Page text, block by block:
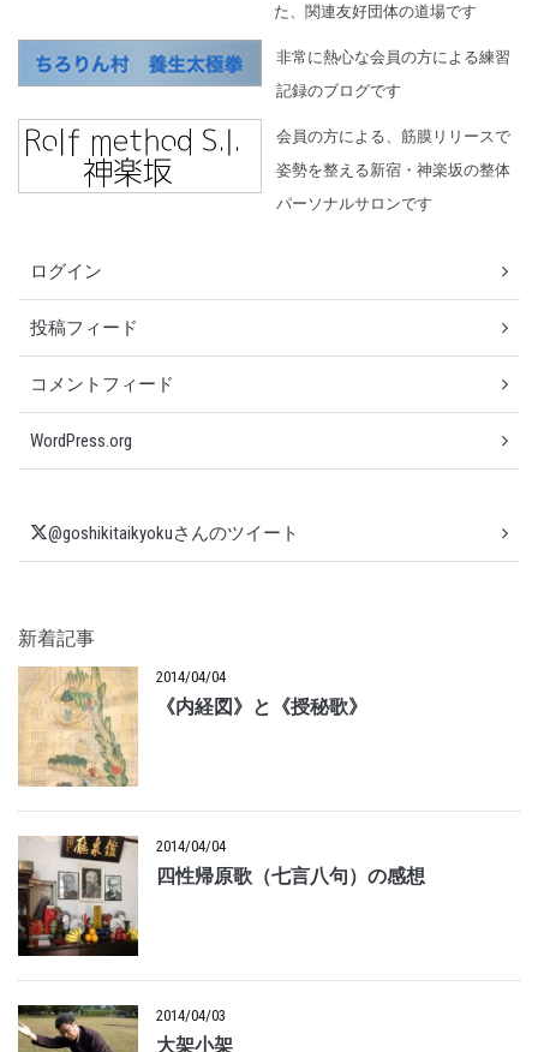
た、関連友好団体の道場です
非常に熱心な会員の方による練習
記録のブログです
会員の方による、筋膜リリースで
姿勢を整える新宿・神楽坂の整体
パーソナルサロンです
ログイン
投稿フィード
コメントフィード
WordPress.org
@goshikitaikyokuさんのツイート
新着記事
2014/04/04
《内経図》と《授秘歌》
2014/04/04
四性帰原歌（七言八句）の感想
2014/04/03
大架小架